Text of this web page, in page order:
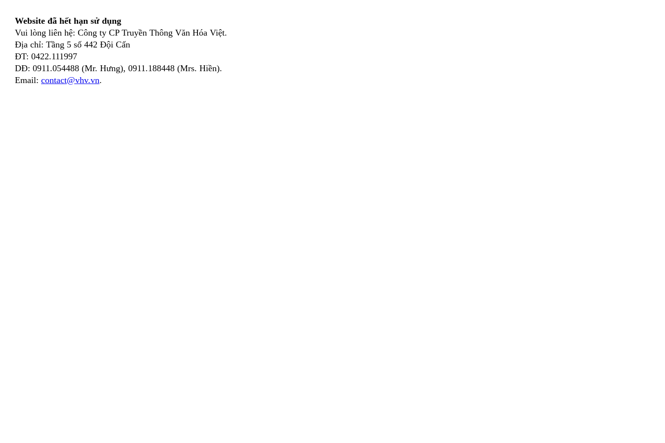
Website đã hết hạn sử dụng
Vui lòng liên hệ: Công ty CP Truyền Thông Văn Hóa Việt.
Địa chỉ: Tầng 5 số 442 Đội Cấn
ĐT: 0422.111997
DĐ: 0911.054488 (Mr. Hưng), 0911.188448 (Mrs. Hiền).
Email: contact@vhv.vn.